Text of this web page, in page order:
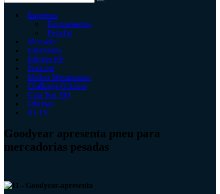
Revista
dos
independente
serviços
Empresas
Equipamentos
Pesados
Mercado
Entrevistas
Edições RP
Podcasts
Melhor Mecatrónico
Challenge Oficinas
Gala Top 100
Oficinas
JO TV
Goodyear apresenta pneu para
mercadorias pesadas